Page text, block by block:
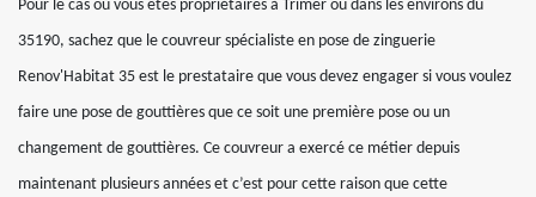
Pour le cas où vous êtes propriétaires à Trimer ou dans les environs du
35190, sachez que le couvreur spécialiste en pose de zinguerie
Renov'Habitat 35 est le prestataire que vous devez engager si vous voulez
faire une pose de gouttières que ce soit une première pose ou un
changement de gouttières. Ce couvreur a exercé ce métier depuis
maintenant plusieurs années et c’est pour cette raison que cette